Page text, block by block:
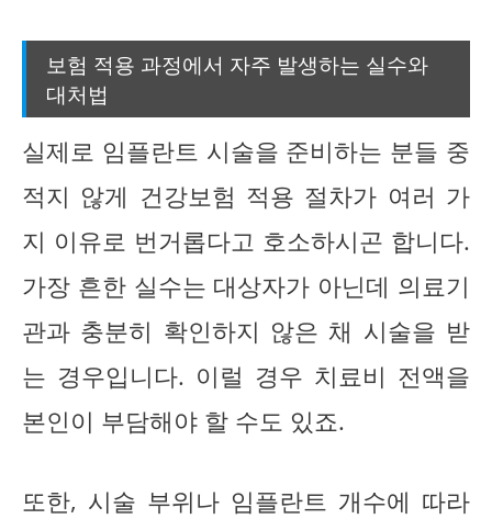
보험 적용 과정에서 자주 발생하는 실수와
대처법
실제로 임플란트 시술을 준비하는 분들 중
적지 않게 건강보험 적용 절차가 여러 가
지 이유로 번거롭다고 호소하시곤 합니다.
가장 흔한 실수는 대상자가 아닌데 의료기
관과 충분히 확인하지 않은 채 시술을 받
는 경우입니다. 이럴 경우 치료비 전액을
본인이 부담해야 할 수도 있죠.
또한, 시술 부위나 임플란트 개수에 따라